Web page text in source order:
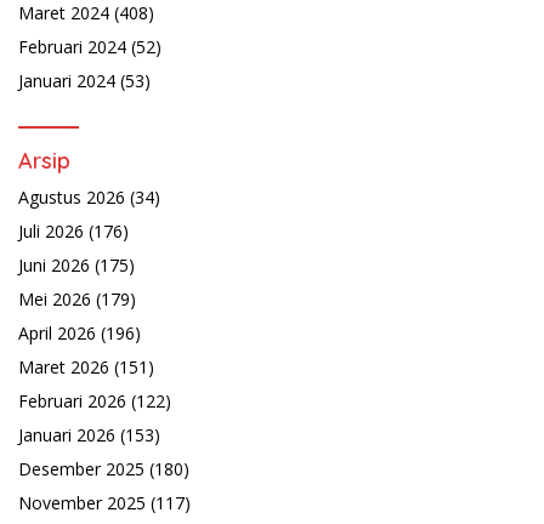
Maret 2024 (408)
Februari 2024 (52)
Januari 2024 (53)
Arsip
Agustus 2026 (34)
Juli 2026 (176)
Juni 2026 (175)
Mei 2026 (179)
April 2026 (196)
Maret 2026 (151)
Februari 2026 (122)
Januari 2026 (153)
Desember 2025 (180)
November 2025 (117)